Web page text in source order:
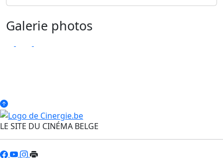
Galerie photos
LE SITE DU CINÉMA BELGE